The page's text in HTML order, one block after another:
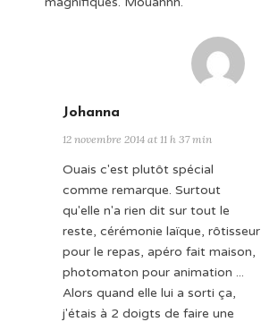
Johanna
12 novembre 2014 at 11 h 37 min
Ouais c'est plutôt spécial
comme remarque. Surtout
qu'elle n'a rien dit sur tout le
reste, cérémonie laïque, rôtisseur
pour le repas, apéro fait maison,
photomaton pour animation ...
Alors quand elle lui a sorti ça,
j'étais à 2 doigts de faire une